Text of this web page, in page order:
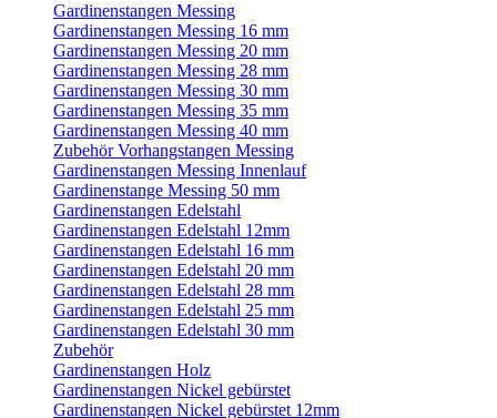
Gardinenstangen Messing
Gardinenstangen Messing 16 mm
Gardinenstangen Messing 20 mm
Gardinenstangen Messing 28 mm
Gardinenstangen Messing 30 mm
Gardinenstangen Messing 35 mm
Gardinenstangen Messing 40 mm
Zubehör Vorhangstangen Messing
Gardinenstangen Messing Innenlauf
Gardinenstange Messing 50 mm
Gardinenstangen Edelstahl
Gardinenstangen Edelstahl 12mm
Gardinenstangen Edelstahl 16 mm
Gardinenstangen Edelstahl 20 mm
Gardinenstangen Edelstahl 28 mm
Gardinenstangen Edelstahl 25 mm
Gardinenstangen Edelstahl 30 mm
Zubehör
Gardinenstangen Holz
Gardinenstangen Nickel gebürstet
Gardinenstangen Nickel gebürstet 12mm